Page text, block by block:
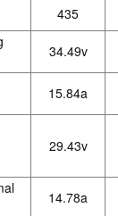
435
34.49v
15.84a
29.43v
14.78a